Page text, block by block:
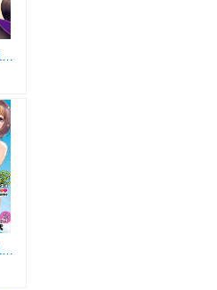
ナマイキッ！ 2017年1月号 [雑誌]
ナマイキッ！ 2017年9月号 [雑誌]